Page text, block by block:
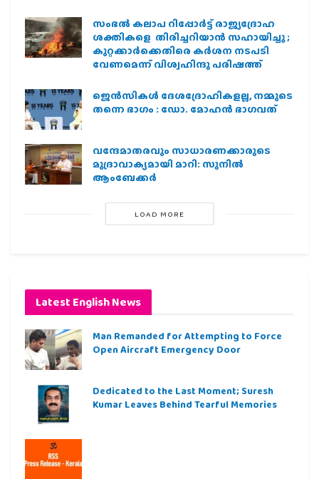
സംഭൽ കലാപ റിപ്പോർട്ട് രാജ്യദ്രോഹ
ശക്തികളെ തിരിച്ചറിയാൻ സഹായിച്ചു ;
കുറ്റക്കാർക്കെതിരെ കർശന നടപടി
വേണമെന്ന് വിശ്വഹിന്ദു പരിഷത്ത്
ജെന്‍സികള്‍ ദേശദ്രോഹികളല്ല, നമ്മുടെ
തന്നെ ഭാഗം : ഡോ. മോഹന്‍ ഭാഗവത്
വന്ദേമാതരവും സാധാരണക്കാരുടെ
മുദ്രാവാക്യമായി മാറി: സുനിൽ
ആംബേക്കർ
LOAD MORE
Latest English News
Man Remanded for Attempting to Force
Open Aircraft Emergency Door
Dedicated to the Last Moment; Suresh
Kumar Leaves Behind Tearful Memories